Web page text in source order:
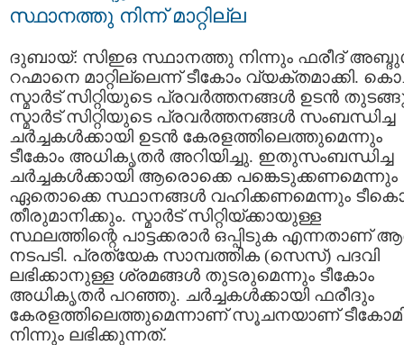
സ്ഥാനത്തു നിന്ന് മാറ്റില്ല
ദുബായ്: സിഇഒ സ്ഥാനത്തു നിന്നും ഫരീദ്
റഹ്മാനെ മാറ്റില്ലെന്ന് ടീകോം വ്യക്തമാക്കി.
സ്മാര്‍ട് സിറ്റിയുടെ പ്രവര്‍ത്തനങ്ങള്‍ ഉടന്‍
സ്മാര്‍ട് സിറ്റിയുടെ പ്രവര്‍ത്തനങ്ങള്‍ സംബന്ധിച്ച
ചര്‍ച്ചകള്‍ക്കായി ഉടന്‍ കേരളത്തിലെത്തുമെന്നും
ടീകോം അധികൃതര്‍ അറിയിച്ചു. ഇതുസംബന്ധിച്ച
ചര്‍ച്ചകള്‍ക്കായി ആരൊക്കെ പങ്കെടുക്കണമെന്നും
ഏതൊക്കെ സ്ഥാനങ്ങള്‍ വഹിക്കണമെന്നും
തീരുമാനിക്കും. സ്മാര്‍ട് സിറ്റിയ്ക്കായുള്ള
സ്ഥലത്തിന്റെ പാട്ടക്കരാര്‍ ഒപ്പിടുക എന്നതാണ്
നടപടി. പ്രത്യേക സാമ്പത്തിക (സെസ്) പദവി
ലഭിക്കാനുള്ള ശ്രമങ്ങള്‍ തുടരുമെന്നും ടീകോം
അധികൃതര്‍ പറഞ്ഞു. ചര്‍ച്ചകള്‍ക്കായി ഫരീദും
കേരളത്തിലെത്തുമെന്നാണ് സൂചനയാണ്
നിന്നും ലഭിക്കുന്നത്.